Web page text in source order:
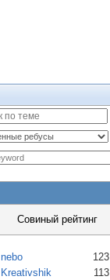
Совиный рейтинг
nebo
123
Kreativshik
113